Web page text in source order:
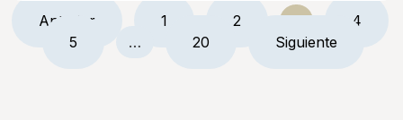
Anterior 1 2 3
4
5
… 20 Siguiente